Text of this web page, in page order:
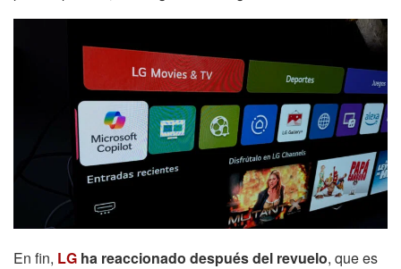
En fin, LG ha reaccionado después del revuelo, que es